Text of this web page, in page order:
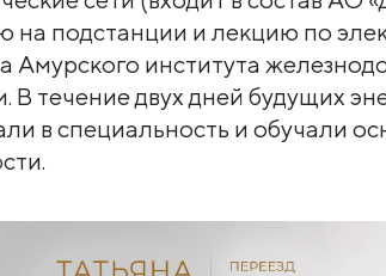
на подстанции и лекцию по
Амурского института
В течение двух дней будущих
в специальность и обучали